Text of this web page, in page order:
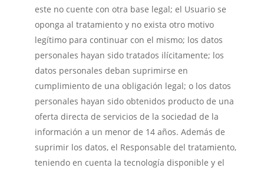
este no cuente con otra base legal; el Usuario se
oponga al tratamiento y no exista otro motivo
legítimo para continuar con el mismo; los datos
personales hayan sido tratados ilícitamente; los
datos personales deban suprimirse en
cumplimiento de una obligación legal; o los datos
personales hayan sido obtenidos producto de una
oferta directa de servicios de la sociedad de la
información a un menor de 14 años. Además de
suprimir los datos, el Responsable del tratamiento,
teniendo en cuenta la tecnología disponible y el